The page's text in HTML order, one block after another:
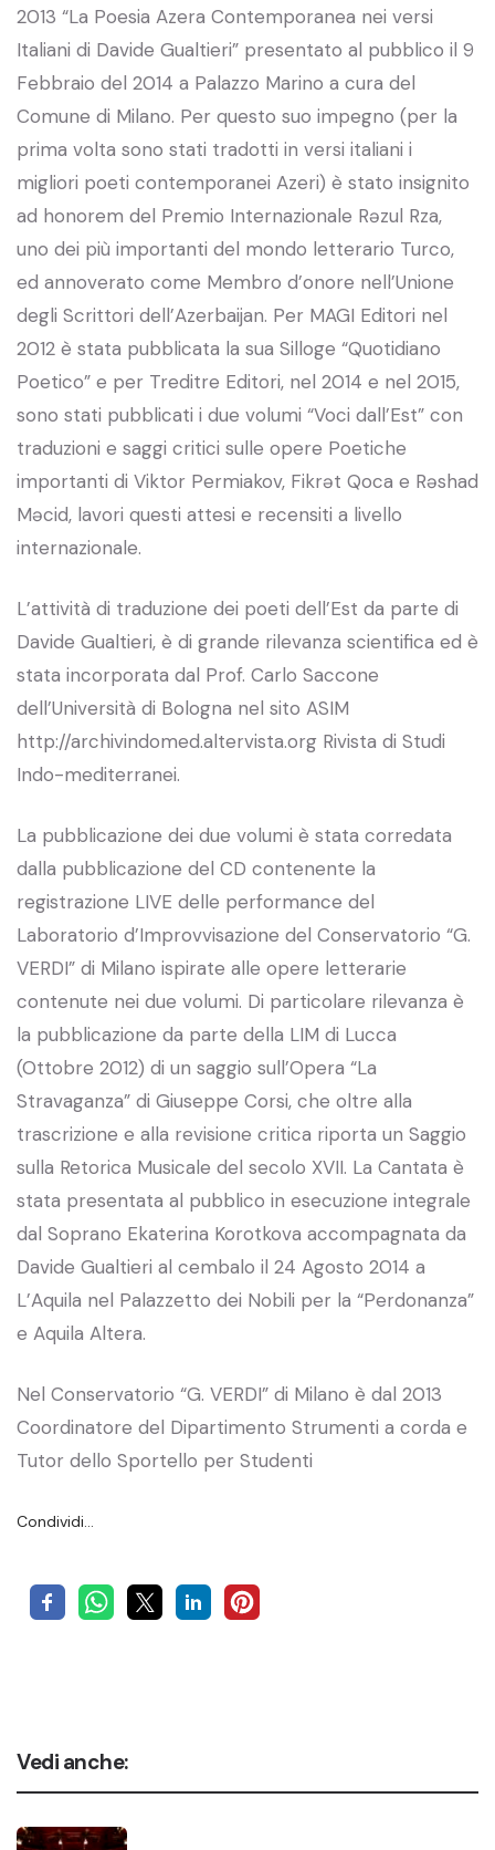
2013 “La Poesia Azera Contemporanea nei versi
Italiani di Davide Gualtieri” presentato al pubblico il 9
Febbraio del 2014 a Palazzo Marino a cura del
Comune di Milano. Per questo suo impegno (per la
prima volta sono stati tradotti in versi italiani i
migliori poeti contemporanei Azeri) è stato insignito
ad honorem del Premio Internazionale Rəzul Rza,
uno dei più importanti del mondo letterario Turco,
ed annoverato come Membro d’onore nell’Unione
degli Scrittori dell’Azerbaijan. Per MAGI Editori nel
2012 è stata pubblicata la sua Silloge “Quotidiano
Poetico” e per Treditre Editori, nel 2014 e nel 2015,
sono stati pubblicati i due volumi “Voci dall’Est” con
traduzioni e saggi critici sulle opere Poetiche
importanti di Viktor Permiakov, Fikrət Qoca e Rəshad
Məcid, lavori questi attesi e recensiti a livello
internazionale.
L’attività di traduzione dei poeti dell’Est da parte di
Davide Gualtieri, è di grande rilevanza scientifica ed è
stata incorporata dal Prof. Carlo Saccone
dell’Università di Bologna nel sito ASIM
http://archivindomed.altervista.org Rivista di Studi
Indo-mediterranei.
La pubblicazione dei due volumi è stata corredata
dalla pubblicazione del CD contenente la
registrazione LIVE delle performance del
Laboratorio d’Improvvisazione del Conservatorio “G.
VERDI” di Milano ispirate alle opere letterarie
contenute nei due volumi. Di particolare rilevanza è
la pubblicazione da parte della LIM di Lucca
(Ottobre 2012) di un saggio sull’Opera “La
Stravaganza” di Giuseppe Corsi, che oltre alla
trascrizione e alla revisione critica riporta un Saggio
sulla Retorica Musicale del secolo XVII. La Cantata è
stata presentata al pubblico in esecuzione integrale
dal Soprano Ekaterina Korotkova accompagnata da
Davide Gualtieri al cembalo il 24 Agosto 2014 a
L’Aquila nel Palazzetto dei Nobili per la “Perdonanza”
e Aquila Altera.
Nel Conservatorio “G. VERDI” di Milano è dal 2013
Coordinatore del Dipartimento Strumenti a corda e
Tutor dello Sportello per Studenti
Condividi…
Vedi anche: